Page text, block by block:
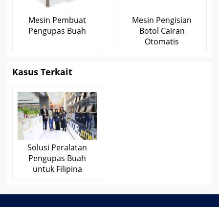
Mesin Pembuat
Pengupas Buah
Mesin Pengisian
Botol Cairan
Otomatis
Kasus Terkait
Solusi Peralatan
Pengupas Buah
untuk Filipina